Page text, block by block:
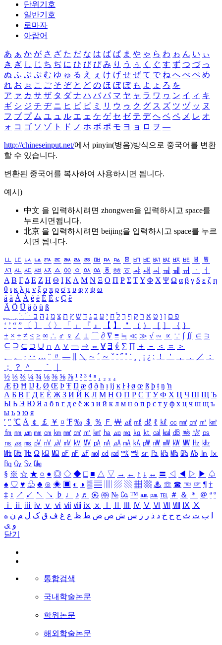
단위기호
일반기호
로마자
아랍어
あ ぁ か が さ ざ た だ な は ば ぱ ま や ゃ ら わ ゎ ん い ぃ
き ぎ し じ ち ぢ に ひ び ぴ み り う ぅ く ぐ す ず つ づ っ
ぬ ふ ぶ ぷ む ゆ ゅ る え ぇ け げ せ ぜ て で ね へ べ ぺ め
れ お ぉ こ ご そ ぞ と ど の ほ ぼ ぽ も よ ょ ろ を
ア ァ カ サ ザ タ ダ ナ ハ バ パ マ ヤ ャ ラ ワ ヮ ン イ ィ キ
ギ シ ジ チ ヂ ニ ヒ ビ ピ ミ リ ウ ゥ ク グ ス ズ ツ ヅ ッ ヌ
フ ブ プ ム ユ ュ ル エ ェ ケ ゲ セ ゼ テ デ ヘ ベ ペ メ レ オ
ォ コ ゴ ソ ゾ ト ド ノ ホ ボ ポ モ ヨ ョ ロ ヲ ―
http://chineseinput.net/에서 pinyin(병음)방식으로 중국어를 변환
할 수 있습니다.
변환된 중국어를 복사하여 사용하시면 됩니다.
예시)
中文 을 입력하시려면 zhongwen을 입력하시고 space를
누르시면됩니다.
北京 을 입력하시려면 beijing을 입력하시고 space를 누르
시면 됩니다.
ㅥ ㅦ ㅧ ㅨ ㅩ ㅪ ㅫ ㅬ ㅭ ㅮ ㅯ ㅰ ㅱ ㅲ ㅳ ㅴ ㅵ ㅶ ㅷ ㅸ
ㅹ
ㅺ ㅻ ㅼ ㅽ ㅾ ㅿ ㆀ ㆁ ㆂ ㆃ ㆄ ㆅ ㆆ ㆇ ㆈ ㆉ ㆊ ㆋ ㆌ ㆍ
ㆎ
Α Β ΓΔ Ε Ζ Η Θ Ι ΚΛ Μ Ν Ξ Ο Π Ρ Σ ΤΥ Φ Χ Ψ Ω α β γ δ ε ζ η
θ ι κ λ μ ν ξ ο π ρ σ τ υ φ χ ψ ω
á à Á À é è É È ç Ç ê
Ä Ö Ü ä ö ü ß
ִֶֹ ֻּ ׁׂ פ ם ן ו ט א ר ק ף ך ל ח י ע כ ג ד ש ץ ת צ מ נ ה ב
‘ ’ “ ” 〔 〕 〈 〉 「 」 『 』 【 】 ＂ （ ） ［ ］ ｛ ｝
± × ÷ ≠ ≤ ≥ ∞ ∴ ♂ ♀ ∠ ⊥ ⌒ ∂ ∇ ≡ ≒ ≪ ≫ √ ∽ ∝ ∵ ∫ ∬ ∈ ∋
⊆ ⊇ ⊂ ⊃ ∪ ∩ ∧ ∨ ￢ ⇒ ⇔ ∀ ∃ ∮ ∑ ∏ ＋ － ＜ ＝
＞
、
。 · ‥ … ¨ 〃 ― ＼ ∼ ´ ～ ˇ ˘ ˝ ˚ ˙ ¸ ¡ ¿ ː ！ ＇ ， ． ／
：
；
？ ＾ ｀
½ ⅓ ⅔ ¼ ¾ ⅛ ⅜ ⅝ ⅞ ¹ ² ³ ⁴ ⁿ ₁ ₂ ₃ ₄
Æ Ð Ħ Ĳ Ł Ø Œ Þ Ŧ Ŋ æ đ ð ħ ı ĳ ĸ ŀ ł ø œ ß þ ŧ ŋ ŉ
А Б В Г Д Е Ё Ж З И Й К Л М Н О П Р С Т У Ф Х Ц Ч Ш Щ Ъ
Ы Ь Э Ю Я а б в г д е ё ж з и й к л м н о п р с т у ф х ц ч ш щ ъ
ы ь э ю я
′ ″ ℃ Å ￠ ￡ ￥ ¤ ℉ ‰ ＄ ％ Ｆ ￦ ㎕ ㎖ ㎗ ℓ ㎘ ㏄ ㎣ ㎤ ㎥ ㎦
㎙ ㎚ ㎛ ㎜ ㎝ ㎞ ㎟ ㎠ ㎡ ㎢ ㏊ ㎍ ㎎ ㎏ ㏏ ㎈ ㎉ ㏈ ㎧ ㎨ ㎰
㎱ ㎲ ㎳ ㎴ ㎵ ㎶ ㎷ ㎸ ㎹ ㎀ ㎁ ㎂ ㎃ ㎄ ㎺ ㎻ ㎽ ㎾ ㎿ ㎐ ㎑
㎒ ㎓ ㎔ Ω ㏀ ㏁ ㎊ ㎋ ㎌ ㏖ ㏅ ㎭ ㎮ ㎯ ㏛ ㎩ ㎪ ㎫ ㎬ ㏝ ㏐
㏓
㏃ ㏉ ㏜ ㏆
§ ※ ☆ ★ ○ ● ◎ ◇ ◆ □ ■ △ ▽ → ← ↑ ↓ ↔ 〓 ◁ ◀ ▷ ▶ ♤
♠ ♡ ♥ ♧ ♣ ⊙ ◈ ▣ ◐ ◑ ▒ ▤ ▨ ▧ ▦ ▩ ♨ ☏ ☎ ☜ ☞ ¶ †
‡ ↕ ↗ ↙ ↖ ↘ ♭ ♩ ♪ ♬ ㉿ ㈜ № ㏇ ™ ㏂ ㏘ ℡ ＃ ＆ ＊ ＠ ª º
ⅰ
ⅱ ⅲ ⅳ ⅴ ⅵ ⅶ ⅷ ⅸ ⅹ Ⅳ Ⅴ Ⅵ Ⅶ Ⅷ Ⅸ Ⅹ
ب ت ث ج ح خ د ذ ر ز س ش ص ض ط ظ ع غ ف ق ک ل م ن ه
و ی
닫기
통합검색
국내학술논문
학위논문
해외학술논문